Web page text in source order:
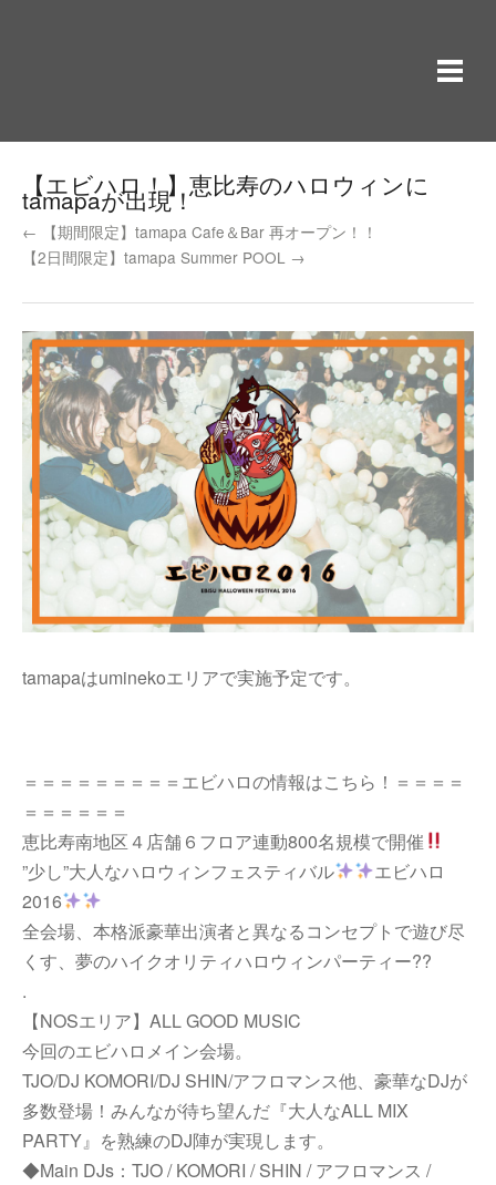
【エビハロ！】恵比寿のハロウィンに
tamapaが出現！
← 【期間限定】tamapa Cafe＆Bar 再オープン！！
【2日間限定】tamapa Summer POOL →
tamapaはuminekoエリアで実施予定です。
＝＝＝＝＝＝＝＝＝エビハロの情報はこちら！＝＝＝＝
＝＝＝＝＝＝
恵比寿南地区４店舗６フロア連動800名規模で開催
”少し”大人なハロウィンフェスティバル
エビハロ
2016
全会場、本格派豪華出演者と異なるコンセプトで遊び尽
くす、夢のハイクオリティハロウィンパーティー??
.
【NOSエリア】ALL GOOD MUSIC
今回のエビハロメイン会場。
TJO/DJ KOMORI/DJ SHIN/アフロマンス他、豪華なDJが
多数登場！みんなが待ち望んだ『大人なALL MIX
PARTY』を熟練のDJ陣が実現します。
◆Main DJs：TJO / KOMORI / SHIN / アフロマンス /